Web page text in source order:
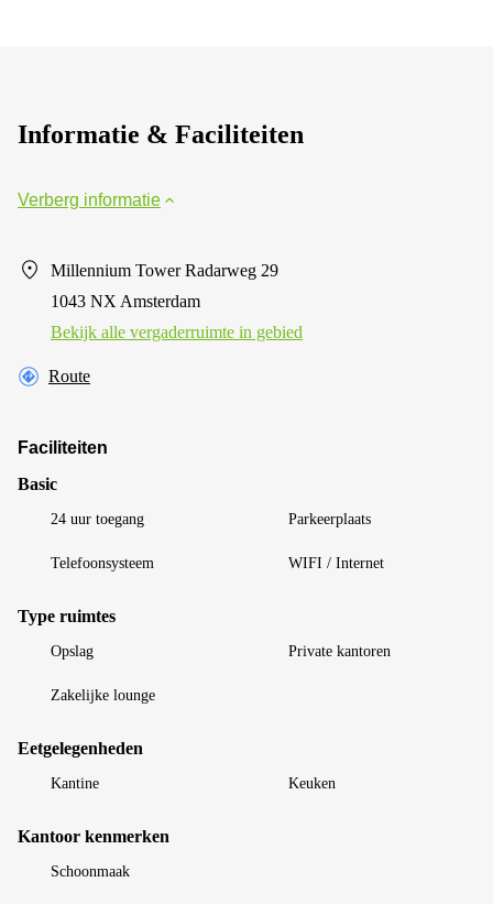
Informatie & Faciliteiten
Verberg informatie
Millennium Tower Radarweg 29
1043 NX Amsterdam
Bekijk alle vergaderruimte in gebied
Route
Faciliteiten
Basic
24 uur toegang Parkeerplaats
Telefoonsysteem WIFI / Internet
Type ruimtes
Opslag Private kantoren
Zakelijke lounge
Eetgelegenheden
Kantine Keuken
Kantoor kenmerken
Schoonmaak